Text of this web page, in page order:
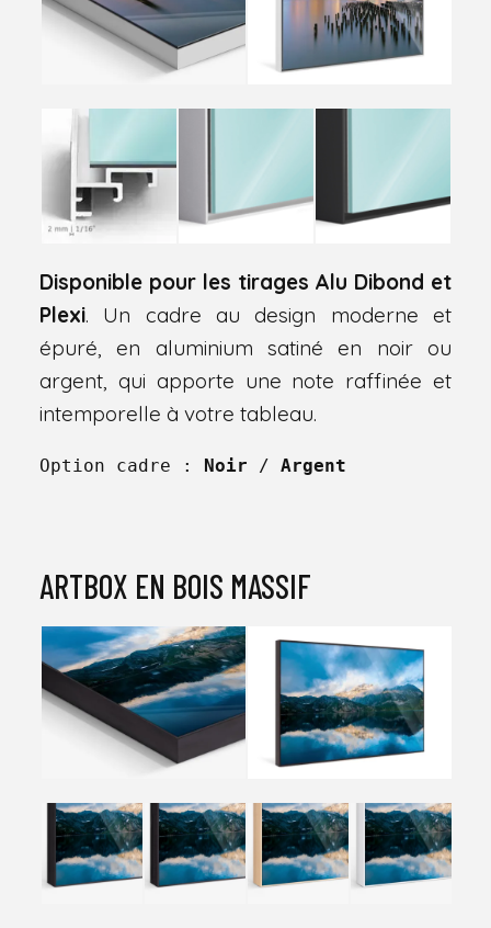
Disponible pour les tirages Alu Dibond et
Plexi. Un cadre au design moderne et
épuré, en aluminium satiné en noir ou
argent, qui apporte une note raffinée et
intemporelle à votre tableau.
Option cadre : Noir / Argent
ARTBOX EN BOIS MASSIF